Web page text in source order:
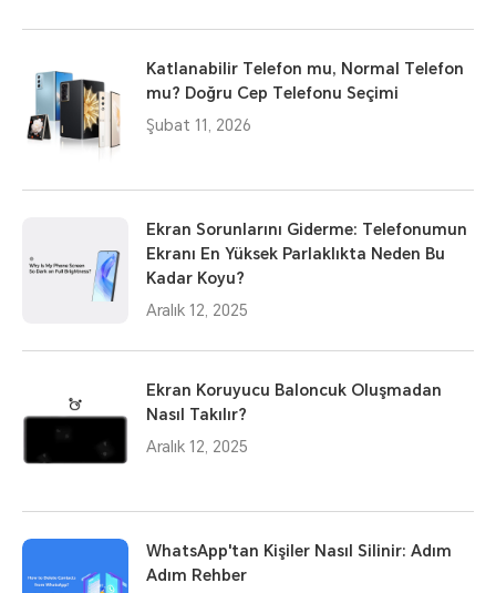
Katlanabilir Telefon mu, Normal Telefon
mu? Doğru Cep Telefonu Seçimi
Şubat 11, 2026
Ekran Sorunlarını Giderme: Telefonumun
Ekranı En Yüksek Parlaklıkta Neden Bu
Kadar Koyu?
Aralık 12, 2025
Ekran Koruyucu Baloncuk Oluşmadan
Nasıl Takılır?
Aralık 12, 2025
WhatsApp'tan Kişiler Nasıl Silinir: Adım
Adım Rehber